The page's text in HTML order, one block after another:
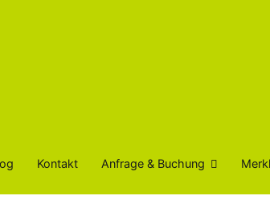
Kontakt Anfrage & Buchung